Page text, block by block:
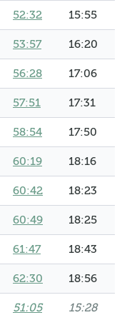
52:32 15:55
53:57 16:20
56:28 17:06
57:51 17:31
58:54 17:50
60:19 18:16
60:42 18:23
60:49 18:25
61:47 18:43
62:30 18:56
51:05 15:28